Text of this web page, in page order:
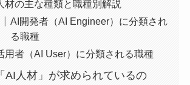
材の主な種類と職種別解説
AI開発者（AI Engineer）に分類され
る職種
用者（AI User）に分類される職種
AI人材」が求められているの